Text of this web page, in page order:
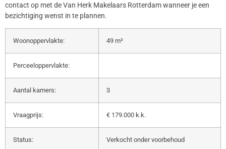
contact op met de Van Herk Makelaars Rotterdam wanneer je een
bezichtiging wenst in te plannen.
Woonoppervlakte: 49 m²
Perceeloppervlakte:
Aantal kamers: 3
Vraagprijs: € 179.000 k.k.
Status: Verkocht onder voorbehoud